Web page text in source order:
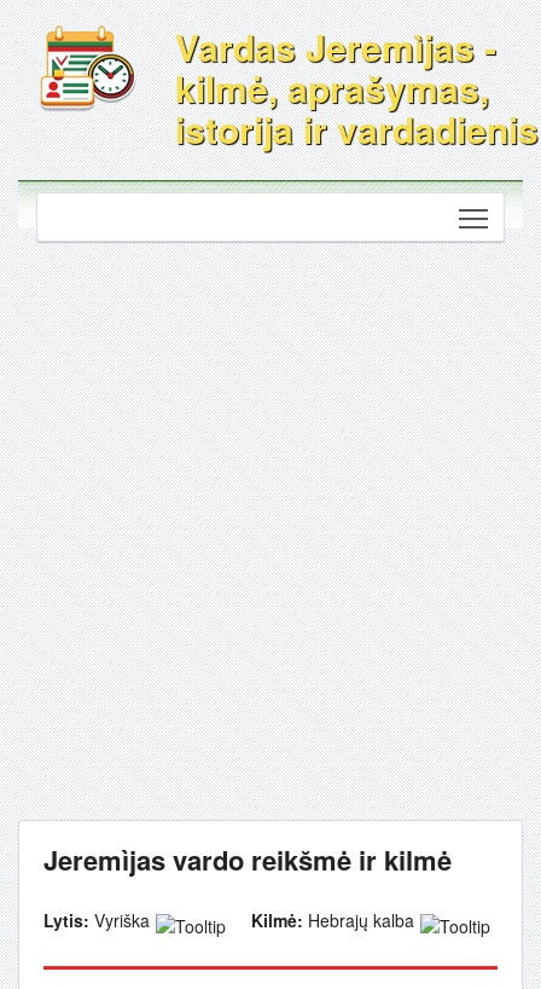
Vardas Jeremìjas -
kilmė, aprašymas,
istorija ir vardadienis
Jeremìjas vardo reikšmė ir kilmė
Lytis: Vyriška Kilmė: Hebrajų kalba